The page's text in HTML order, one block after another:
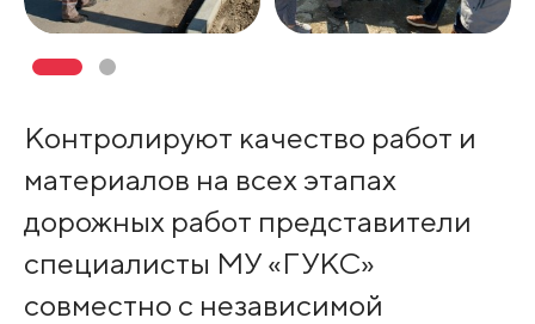
Контролируют качество работ и
материалов на всех этапах
дорожных работ представители
специалисты МУ «ГУКС»
совместно с независимой